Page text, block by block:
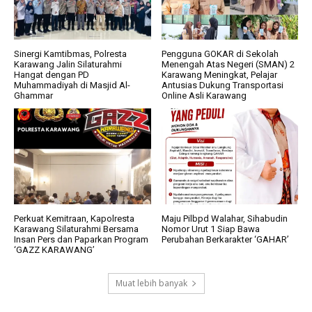
Sinergi Kamtibmas, Polresta
Karawang Jalin Silaturahmi
Hangat dengan PD
Muhammadiyah di Masjid Al-
Ghammar
Pengguna GOKAR di Sekolah
Menengah Atas Negeri (SMAN) 2
Karawang Meningkat, Pelajar
Antusias Dukung Transportasi
Online Asli Karawang
Perkuat Kemitraan, Kapolresta
Karawang Silaturahmi Bersama
Insan Pers dan Paparkan Program
‘GAZZ KARAWANG’
Maju Pilbpd Walahar, Sihabudin
Nomor Urut 1 Siap Bawa
Perubahan Berkarakter ‘GAHAR’
Muat lebih banyak